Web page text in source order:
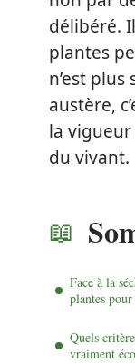
délibéré.
plantes
n’est
austère,
la
du vivant.
Face à la
plantes
Quels
vraiment